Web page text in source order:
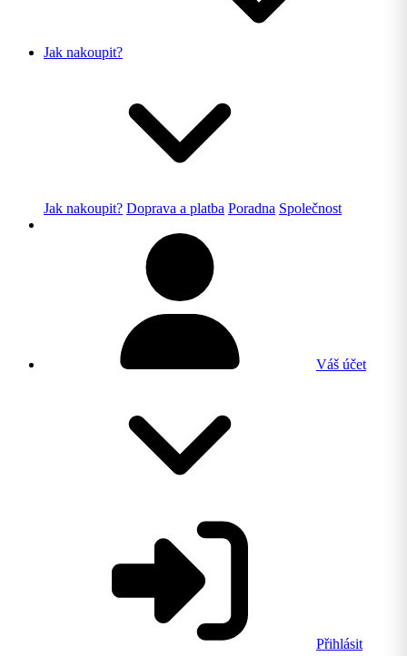
Jak nakoupit?
Jak nakoupit? Doprava a platba Poradna Společnost
Váš účet
Přihlásit